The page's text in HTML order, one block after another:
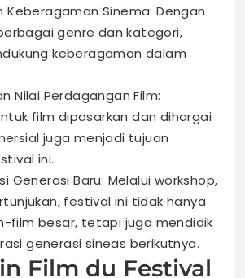
Keberagaman Sinema: Dengan
genre dan kategori,
keberagaman dalam
Nilai Perdagangan Film:
film dipasarkan dan dihargai
juga menjadi tujuan
ini.
Generasi Baru: Melalui workshop,
festival ini tidak hanya
film besar, tetapi juga mendidik
generasi sineas berikutnya.
Film du Festival